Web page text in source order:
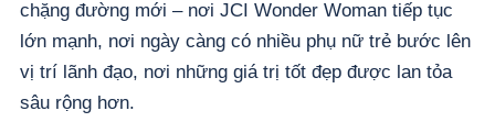
chặng đường mới – nơi JCI Wonder Woman tiếp tục
lớn mạnh, nơi ngày càng có nhiều phụ nữ trẻ bước lên
vị trí lãnh đạo, nơi những giá trị tốt đẹp được lan tỏa
sâu rộng hơn.